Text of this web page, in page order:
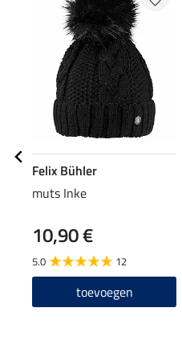
Felix Bühler
muts Inke
10,90 €
5.0 12
toevoegen